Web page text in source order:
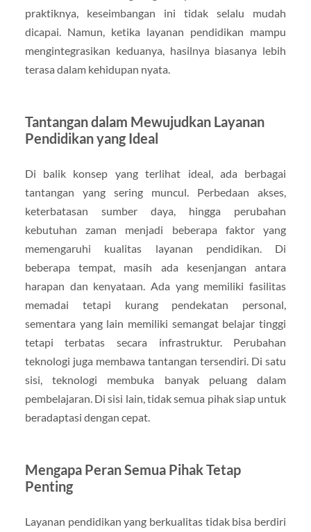
praktiknya, keseimbangan ini tidak selalu mudah
dicapai. Namun, ketika layanan pendidikan mampu
mengintegrasikan keduanya, hasilnya biasanya lebih
terasa dalam kehidupan nyata.
Tantangan dalam Mewujudkan Layanan
Pendidikan yang Ideal
Di balik konsep yang terlihat ideal, ada berbagai
tantangan yang sering muncul. Perbedaan akses,
keterbatasan sumber daya, hingga perubahan
kebutuhan zaman menjadi beberapa faktor yang
memengaruhi kualitas layanan pendidikan. Di
beberapa tempat, masih ada kesenjangan antara
harapan dan kenyataan. Ada yang memiliki fasilitas
memadai tetapi kurang pendekatan personal,
sementara yang lain memiliki semangat belajar tinggi
tetapi terbatas secara infrastruktur. Perubahan
teknologi juga membawa tantangan tersendiri. Di satu
sisi, teknologi membuka banyak peluang dalam
pembelajaran. Di sisi lain, tidak semua pihak siap untuk
beradaptasi dengan cepat.
Mengapa Peran Semua Pihak Tetap
Penting
Layanan pendidikan yang berkualitas tidak bisa berdiri